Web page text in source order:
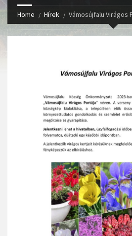
Home Hírek Vámosújfalu Virágos